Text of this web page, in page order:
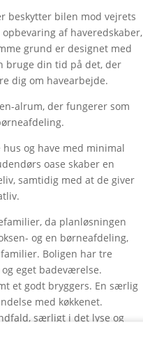
beskytter bilen mod vejrets
af haveredskaber,
grund er designet med
bruge din tid på det, der
dig om havearbejde.
alrum, der fungerer som
og have med minimal
oase skaber en
samtidig med at de giver
da planløsningen
og en børneafdeling,
Boligen har tre
eget badeværelse.
et godt bryggers. En særlig
med køkkenet.
særligt i det lyse og